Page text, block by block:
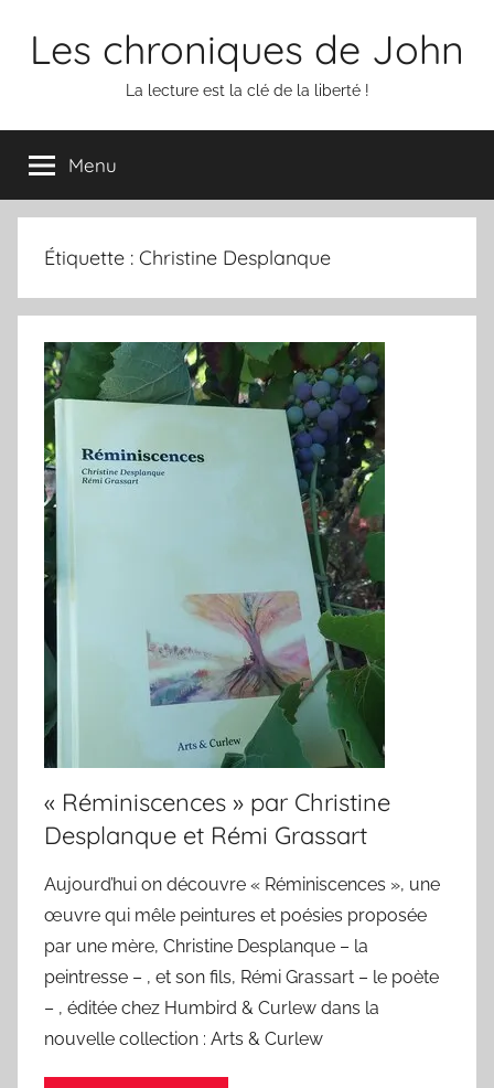
Les chroniques de John
La lecture est la clé de la liberté !
Menu
Étiquette : Christine Desplanque
« Réminiscences » par Christine
Desplanque et Rémi Grassart
Aujourd’hui on découvre « Réminiscences », une
œuvre qui mêle peintures et poésies proposée
par une mère, Christine Desplanque – la
peintresse – , et son fils, Rémi Grassart – le poète
– , éditée chez Humbird & Curlew dans la
nouvelle collection : Arts & Curlew